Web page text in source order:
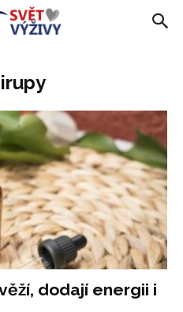
dodají energii i